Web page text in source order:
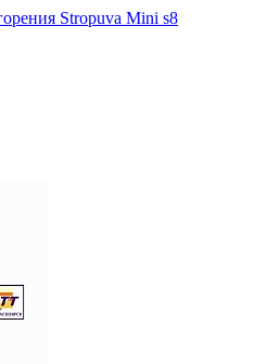
Stropuva Mini s8